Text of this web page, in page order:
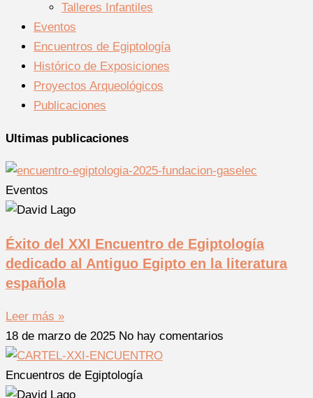
Talleres Infantiles
Eventos
Encuentros de Egiptología
Histórico de Exposiciones
Proyectos Arqueológicos
Publicaciones
Ultimas publicaciones
Eventos
Éxito del XXI Encuentro de Egiptología
dedicado al Antiguo Egipto en la literatura
española
Leer más »
18 de marzo de 2025 No hay comentarios
Encuentros de Egiptología